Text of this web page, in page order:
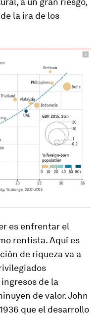
la ira de los
es enfrentar el
rentista. Aquí es
de riqueza va a
de la
de valor. John
que el desarrollo